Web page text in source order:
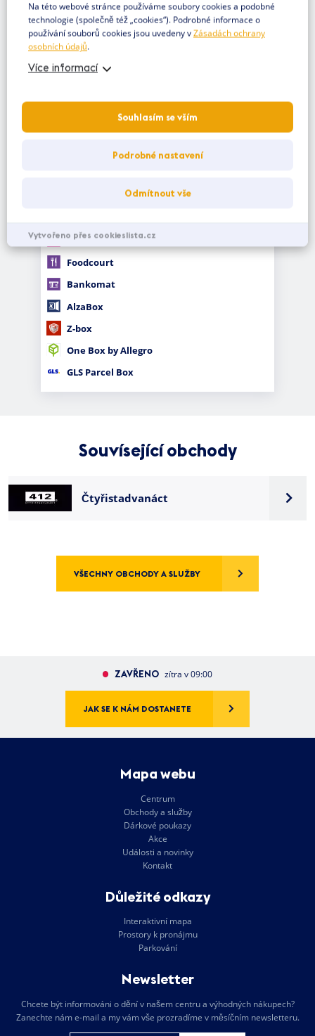
0. PATRO
Výtah
Tobogán - výstup
Toalety/ přebalovací pult
Foodcourt
Bankomat
AlzaBox
Z-box
One Box by Allegro
GLS Parcel Box
Souvísející obchody
Čtyřistadvanáct
VŠECHNY OBCHODY A SLUŽBY
ZAVŘENO zítra v 09:00
JAK SE K NÁM DOSTANETE
Mapa webu
Centrum
Obchody a služby
Dárkové poukazy
Akce
Události a novinky
Kontakt
Důležité odkazy
Interaktivní mapa
Prostory k pronájmu
Parkování
Newsletter
Chcete být informováni o dění v našem centru a výhodných nákupech?
Zanechte nám e-mail a my vám vše prozradíme v měsíčním newsletteru.
Na této webové stránce používáme soubory cookies a podobné
technologie (společně též „cookies“). Podrobné informace o
používání souborů cookies jsou uvedeny v Zásadách ochrany
osobních údajů.
Více informací
Souhlasím se vším
Podrobné nastavení
Odmítnout vše
Vytvořeno přes cookieslista.cz